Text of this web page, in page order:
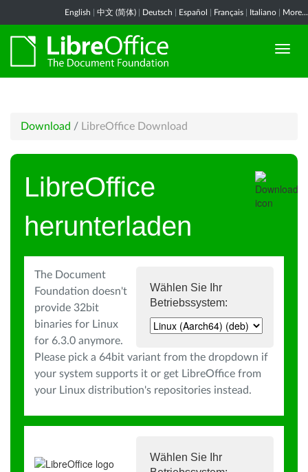
English 中文 (简体) Deutsch Español Français Italiano More...
Download / LibreOffice Download
LibreOffice
herunterladen
Wählen Sie Ihr
Betriebssystem:
The Document
Foundation doesn't
provide 32bit
binaries for Linux
for 6.3.0 anymore.
Please pick a 64bit variant from the dropdown if
your system supports it or get LibreOffice from
your Linux distribution's repositories instead.
Wählen Sie Ihr